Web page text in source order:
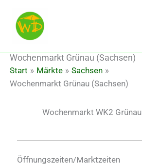
Inhalt
springen
Wochenmarkt Grünau (Sachsen)
Start Märkte
Sachsen
Wochenmarkt Grünau (Sachsen)
Wochenmarkt WK2 Grünau
Öffnungszeiten/Marktzeiten